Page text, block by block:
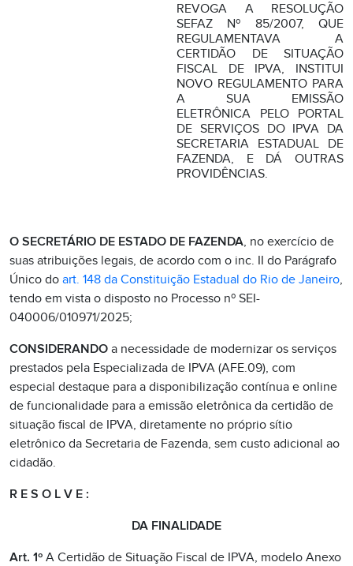
REVOGA A RESOLUÇÃO
SEFAZ Nº 85/2007, QUE
REGULAMENTAVA A
CERTIDÃO DE SITUAÇÃO
FISCAL DE IPVA, INSTITUI
NOVO REGULAMENTO PARA
A SUA EMISSÃO
ELETRÔNICA PELO PORTAL
DE SERVIÇOS DO IPVA DA
SECRETARIA ESTADUAL DE
FAZENDA, E DÁ OUTRAS
PROVIDÊNCIAS.
O SECRETÁRIO DE ESTADO DE FAZENDA, no exercício de
suas atribuições legais, de acordo com o inc. II do Parágrafo
Único do art. 148 da Constituição Estadual do Rio de Janeiro,
tendo em vista o disposto no Processo nº SEI-
040006/010971/2025;
CONSIDERANDO a necessidade de modernizar os serviços
prestados pela Especializada de IPVA (AFE.09), com
especial destaque para a disponibilização contínua e online
de funcionalidade para a emissão eletrônica da certidão de
situação fiscal de IPVA, diretamente no próprio sítio
eletrônico da Secretaria de Fazenda, sem custo adicional ao
cidadão.
R E S O L V E :
DA FINALIDADE
Art. 1º A Certidão de Situação Fiscal de IPVA, modelo Anexo